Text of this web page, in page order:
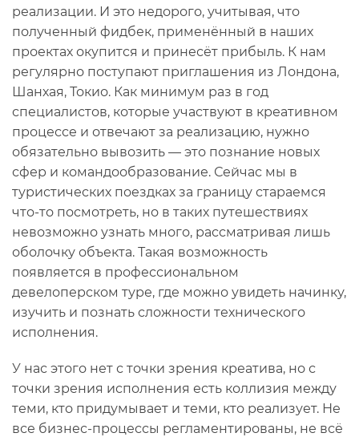
реализации. И это недорого, учитывая, что
полученный фидбек, применённый в наших
проектах окупится и принесёт прибыль. К нам
регулярно поступают приглашения из Лондона,
Шанхая, Токио. Как минимум раз в год
специалистов, которые участвуют в креативном
процессе и отвечают за реализацию, нужно
обязательно вывозить — это познание новых
сфер и командообразование. Сейчас мы в
туристических поездках за границу стараемся
что-то посмотреть, но в таких путешествиях
невозможно узнать много, рассматривая лишь
оболочку объекта. Такая возможность
появляется в профессиональном
девелоперском туре, где можно увидеть начинку,
изучить и познать сложности технического
исполнения.
У нас этого нет с точки зрения креатива, но с
точки зрения исполнения есть коллизия между
теми, кто придумывает и теми, кто реализует. Не
все бизнес-процессы регламентированы, не всё